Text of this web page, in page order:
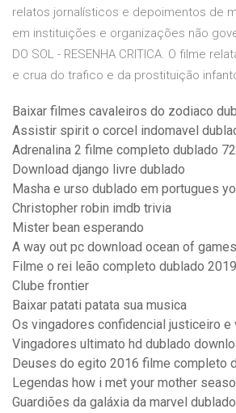
relatos jornalísticos e depoimentos de
em instituições e organizações não
DO SOL - RESENHA CRITICA. O filme
e crua do trafico e da prostituição
Baixar filmes cavaleiros do zodiaco
Assistir spirit o corcel indomavel
Adrenalina 2 filme completo dublado
Download django livre dublado
Masha e urso dublado em portugues
Christopher robin imdb trivia
Mister bean esperando
A way out pc download ocean of games
Filme o rei leão completo dublado 2019
Clube frontier
Baixar patati patata sua musica
Os vingadores confidencial justiceiro e
Vingadores ultimato hd dublado
Deuses do egito 2016 filme completo
Legendas how i met your mother
Guardiões da galáxia da marvel dublado